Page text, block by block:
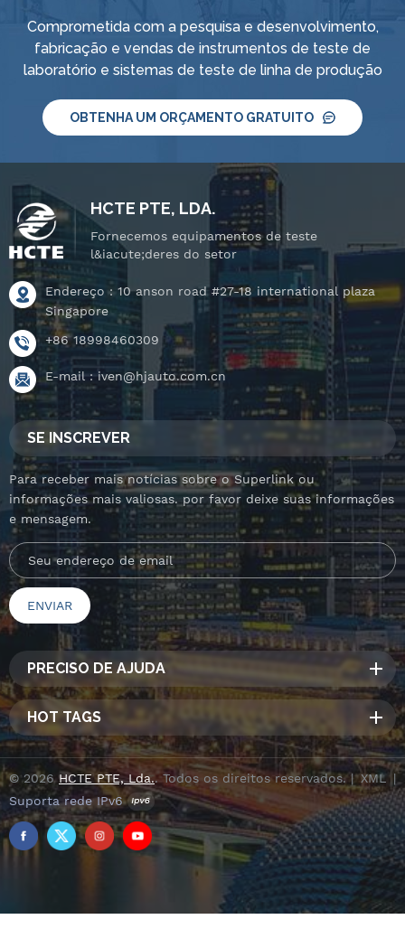
pulveriza&ccedil;&atilde;o,
bico de jato
port&aacute;til, sistema
abastecimento e
controle de
&aacute;gua, IPX8
testador de
press&atilde;o de
estanqueidade de
&aacute;gua e palco
rotativo
inclin&aacute;vel.
pulveriza&ccedil;&atilde;o,
bico de jato
port&aacute;til, sistema
abastecimento e
controle de
&aacute;gua, IPX8
testador de
press&atilde;o de
estanqueidade de
&aacute;gua e palco
rotativo
inclin&aacute;vel.
Comprometida com a pesquisa e desenvolvimento,
fabricação e vendas de instrumentos de teste de
laboratório e sistemas de teste de linha de produção
OBTENHA UM ORÇAMENTO GRATUITO
HCTE PTE, LDA.
Fornecemos equipamentos de teste
l&iacute;deres do setor
Endereço : 10 anson road #27-18 international plaza
Singapore
+86 18998460309
E-mail :iven@hjauto.com.cn
SE INSCREVER
Para receber mais notícias sobre o Superlink ou
informações mais valiosas. por favor deixe suas informações
e mensagem.
PRECISO DE AJUDA
HOT TAGS
© 2026HCTE PTE, Lda.. Todos os direitos reservados. | XML
|
Suporta rede IPv6